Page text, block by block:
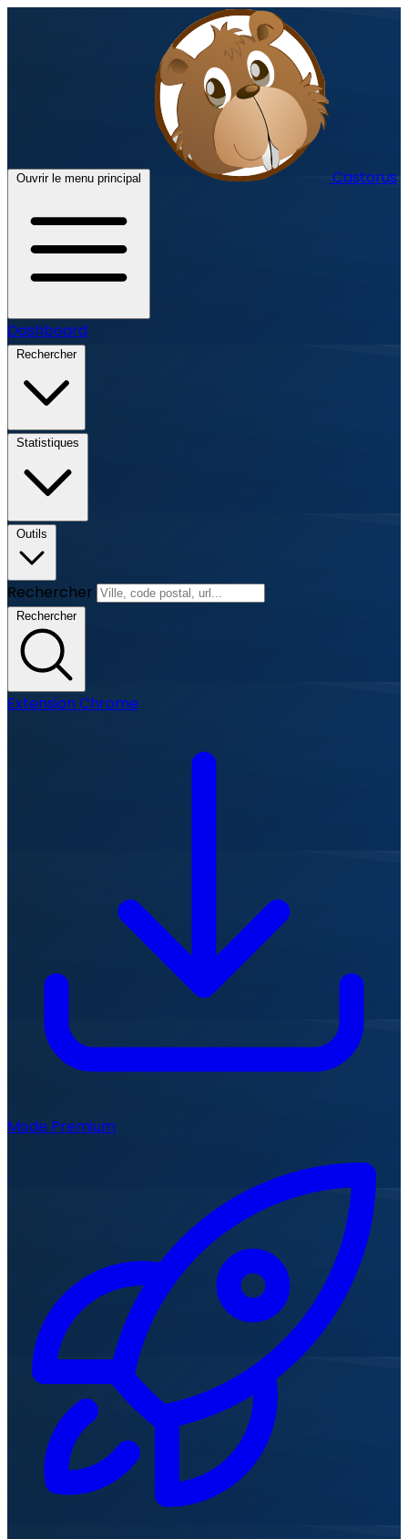
Ouvrir le menu principal Castorus
Dashboard
Rechercher
Statistiques
Outils
Rechercher
Rechercher
Extension Chrome
Mode Premium